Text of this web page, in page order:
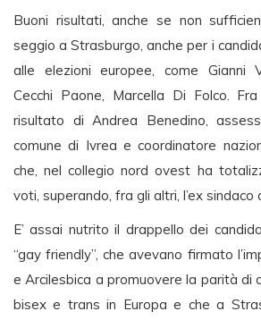
Buoni risultati, anche se non
seggio a Strasburgo, anche per i
alle elezioni europee, come Gianni
Cecchi Paone, Marcella Di Folco.
risultato di Andrea Benedino,
comune di Ivrea e coordinatore
che, nel collegio nord ovest ha
voti, superando, fra gli altri, l’ex sindaco
E’ assai nutrito il drappello dei
“gay friendly”, che avevano firmato
e Arcilesbica a promuovere la parità di
bisex e trans in Europa e che a